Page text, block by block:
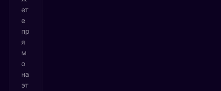
ет
е
пр
я
м
о
на
эт